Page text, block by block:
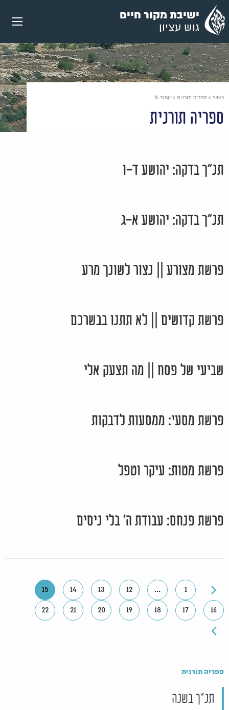
עבור
אל
תוכן
העמוד
ישיבת מקור חיים
גוש עציון
ראשי > ספריה תורנית > עמוד 15
ספריה תורנית
תנ"ך בדקה: יהושע ד-ו
תנ"ך בדקה: יהושע א-ג
פרשת מצורע || נצור לשונך מרע
פרשת קדושים || לא תתנו בבשרכם
שביעי של פסח || מה תצעק אלי
פרשת מסעי: ממסעות לדבקות
פרשת מטות: עיקר וטפל
פרשת פנחס: עבודת ה' בלי ניסים
1
...
12
13
14
15
16
17
18
19
20
21
22
ספריה תורנית
תנ"ך בשנה